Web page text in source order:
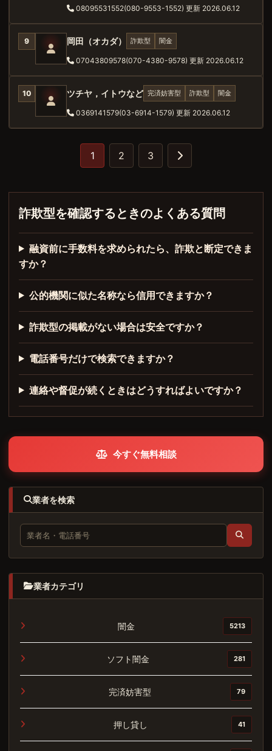
08095531552(080-9553-1552) 更新 2026.06.12
9 岡田（オカダ） 詐欺型 闇金
07043809578(070-4380-9578) 更新 2026.06.12
10 ツチヤ，イトウなど 完済妨害型 詐欺型 闇金
0369141579(03-6914-1579) 更新 2026.06.12
1 2 3
詐欺型を確認するときのよくある質問
融資前に手数料を求められたら、詐欺と断定できま
すか？
公的機関に似た名称なら信用できますか？
詐欺型の掲載がない場合は安全ですか？
電話番号だけで検索できますか？
連絡や督促が続くときはどうすればよいですか？
今すぐ無料相談
業者を検索
業者カテゴリ
闇金 5213
ソフト闇金 281
完済妨害型 79
押し貸し 41